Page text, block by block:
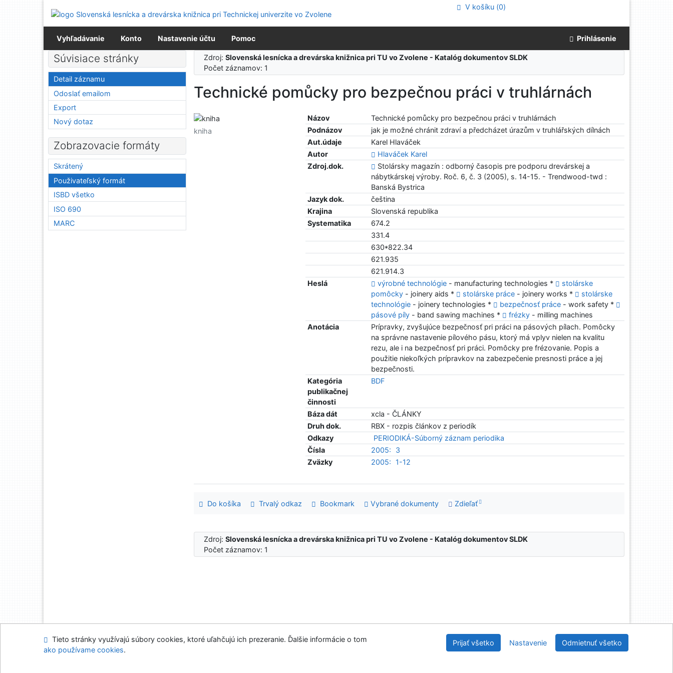
Prejsť na menu
Prehlásenie o webovej prístupnosti
V košíku (0)
Vyhľadávanie Konto Nastavenie účtu Pomoc Prihlásenie
Zdroj:Slovenská lesnícka a drevárska knižnica pri TU vo Zvolene - Katalóg dokumentov SLDK
Počet záznamov: 1
Technické pomůcky pro bezpečnou práci v truhlárnách
Názov
Technické pomůcky pro bezpečnou práci v truhlárnách
Podnázov
jak je možné chránit zdraví a předcházet úrazům v truhlářských dílnách
Aut.údaje
Karel Hlaváček
Autor
Hlaváček Karel
Zdroj.dok.
Stolársky magazín : odborný časopis pre podporu drevárskej a
nábytkárskej výroby. Roč. 6, č. 3 (2005), s. 14-15. - Trendwood-twd :
Banská Bystrica
Jazyk dok.
čeština
Krajina
Slovenská republika
Systematika
674.2
331.4
630*822.34
621.935
621.914.3
Heslá
výrobné technológie - manufacturing technologies *
stolárske
pomôcky - joinery aids * stolárske práce - joinery works *
stolárske
technológie - joinery technologies * bezpečnosť práce - work safety *
pásové píly - band sawing machines * frézky - milling machines
Anotácia
Prípravky, zvyšujúce bezpečnosť pri práci na pásových pílach. Pomôcky
na správne nastavenie pílového pásu, ktorý má vplyv nielen na kvalitu
rezu, ale i na bezpečnosť pri práci. Pomôcky pre frézovanie. Popis a
použitie niekoľkých prípravkov na zabezpečenie presnosti práce a jej
bezpečnosti.
Kategória
publikačnej
činnosti
BDF
Báza dát
xcla - ČLÁNKY
Druh dok.
RBX - rozpis článkov z periodík
Odkazy
PERIODIKÁ-Súborný záznam periodika
Čísla
2005:
3
Zväzky
2005: 1-12
kniha
Do košíka Trvalý odkaz Bookmark Vybrané dokumenty Zdieľať
Zdroj:Slovenská lesnícka a drevárska knižnica pri TU vo Zvolene - Katalóg dokumentov SLDK
Počet záznamov: 1
Súvisiace stránky
Detail záznamu
Odoslať emailom
Export
Nový dotaz
Zobrazovacie formáty
Skrátený
Použivateľský formát
ISBD všetko
ISO 690
MARC
Mapa stránok Prístupnosť Súkromie
Modul OpenSearch
Slovenská lesnícka a drevárska knižnica pri Technickej univerzite
vo Zvolene
Tieto stránky využívajú súbory cookies, ktoré uľahčujú ich prezeranie. Ďalšie informácie o tom
ako používame cookies.
Prijať všetko Nastavenie Odmietnuť všetko